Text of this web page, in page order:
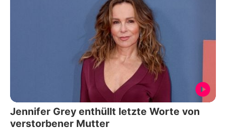
Jennifer Grey enthüllt letzte Worte von
verstorbener Mutter